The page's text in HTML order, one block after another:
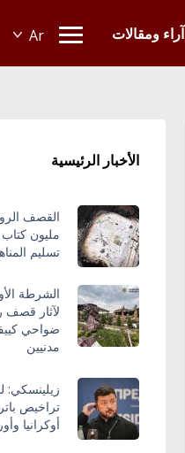
آراء ومقالات
الأخبار الرئيسية
مليون
تسليم
الشرطة
لآثار
ضواحي
مدنيين
زيلينسكي:
تراخيص
أوكرانيا